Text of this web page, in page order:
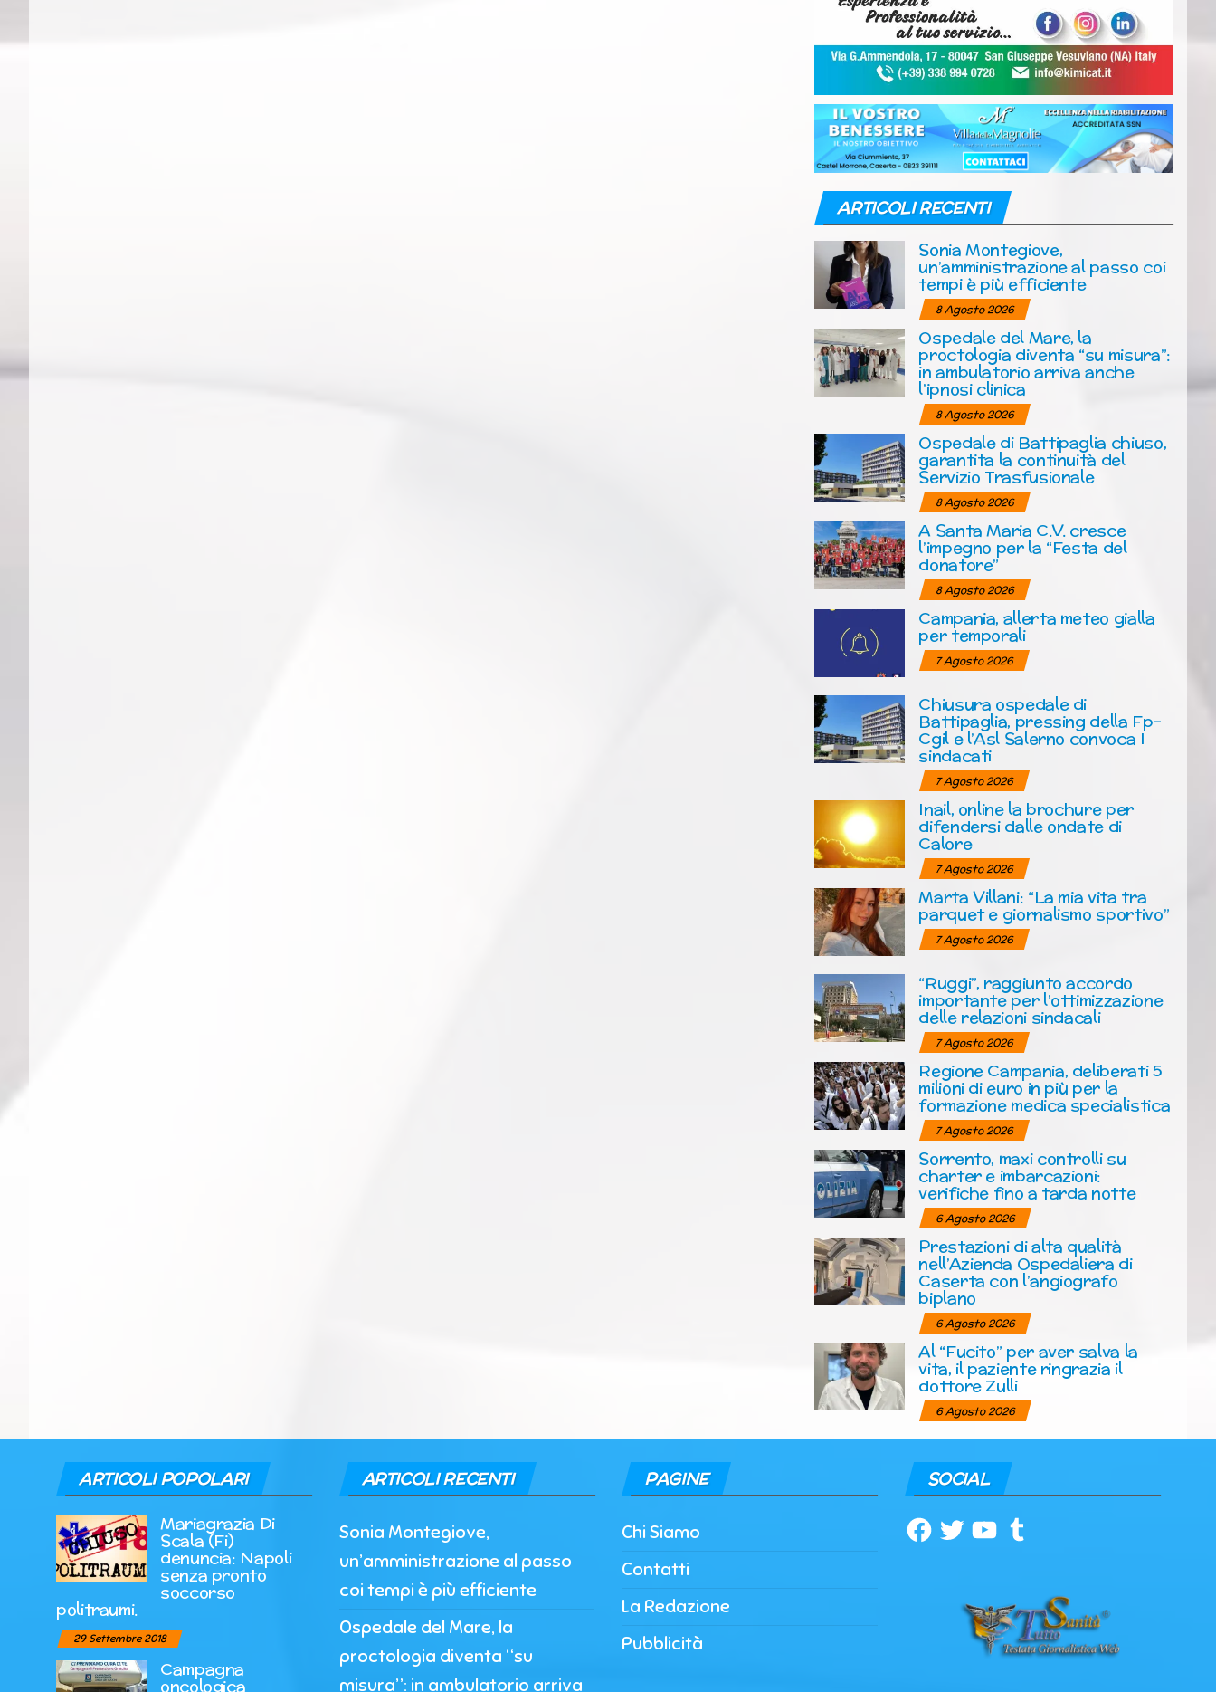
ARTICOLI RECENTI
Sonia Montegiove,
un’amministrazione al passo coi
tempi è più efficiente
8 Agosto 2026
Ospedale del Mare, la
proctologia diventa “su misura”:
in ambulatorio arriva anche
l’ipnosi clinica
8 Agosto 2026
Ospedale di Battipaglia chiuso,
garantita la continuità del
Servizio Trasfusionale
8 Agosto 2026
A Santa Maria C.V. cresce
l’impegno per la “Festa del
donatore”
8 Agosto 2026
Campania, allerta meteo gialla
per temporali
7 Agosto 2026
Chiusura ospedale di
Battipaglia, pressing della Fp-
Cgil e l’Asl Salerno convoca I
sindacati
7 Agosto 2026
Inail, online la brochure per
difendersi dalle ondate di
Calore
7 Agosto 2026
Marta Villani: “La mia vita tra
parquet e giornalismo sportivo”
7 Agosto 2026
“Ruggi”, raggiunto accordo
importante per l’ottimizzazione
delle relazioni sindacali
7 Agosto 2026
Regione Campania, deliberati 5
milioni di euro in più per la
formazione medica specialistica
7 Agosto 2026
Sorrento, maxi controlli su
charter e imbarcazioni:
verifiche fino a tarda notte
6 Agosto 2026
Prestazioni di alta qualità
nell’Azienda Ospedaliera di
Caserta con l’angiografo
biplano
6 Agosto 2026
Al “Fucito” per aver salva la
vita, il paziente ringrazia il
dottore Zulli
6 Agosto 2026
ARTICOLI POPOLARI
Mariagrazia Di
Scala (Fi)
denuncia: Napoli
senza pronto
soccorso
politraumi.
29 Settembre 2018
Campagna
oncologica
ARTICOLI RECENTI
Sonia Montegiove,
un’amministrazione al passo
coi tempi è più efficiente
Ospedale del Mare, la
proctologia diventa “su
misura”: in ambulatorio arriva
PAGINE
Chi Siamo
Contatti
La Redazione
Pubblicità
SOCIAL
Facebook
TwitterYouTubeTumblr